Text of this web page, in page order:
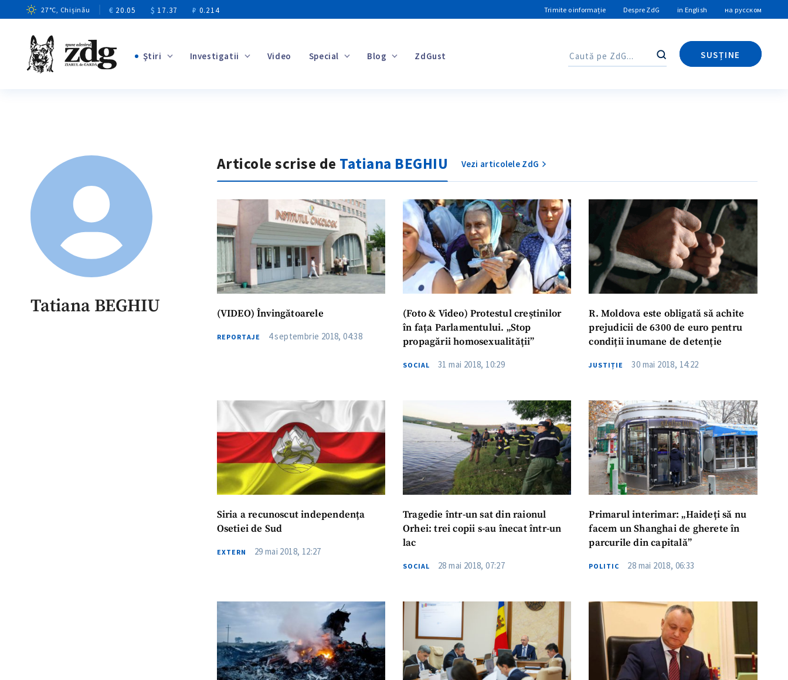
27°C, Chișinău € 20.05 $ 17.37 ₽ 0.214 Trimite o informație Despre ZdG in English на русском
Ştiri Investigatii Video Special Blog ZdGust Caută
SUSȚINE
Caută
Tatiana BEGHIU
Articole scrise de Tatiana BEGHIU Vezi articolele ZdG
(VIDEO) Învingătoarele
REPORTAJE 4 septembrie 2018, 04:38
(Foto & Video) Protestul creștinilor
în fața Parlamentului. „Stop
propagării homosexualității”
SOCIAL 31 mai 2018, 10:29
R. Moldova este obligată să achite
prejudicii de 6300 de euro pentru
condiții inumane de detenție
JUSTIȚIE 30 mai 2018, 14:22
Siria a recunoscut independența
Osetiei de Sud
EXTERN 29 mai 2018, 12:27
Tragedie într-un sat din raionul
Orhei: trei copii s-au înecat într-un
lac
SOCIAL 28 mai 2018, 07:27
Primarul interimar: „Haideți să nu
facem un Shanghai de gherete în
parcurile din capitală”
POLITIC 28 mai 2018, 06:33